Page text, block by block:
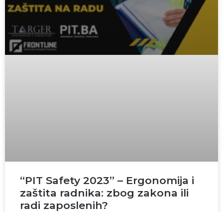
“PIT Safety 2023” – Ergonomija i
zaštita radnika: zbog zakona ili
radi zaposlenih?